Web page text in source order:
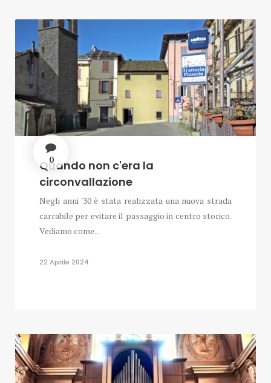
0
Quando non c'era la
circonvallazione
Negli anni '30 è stata realizzata una nuova strada
carrabile per evitare il passaggio in centro storico.
Vediamo come...
22 Aprile 2024